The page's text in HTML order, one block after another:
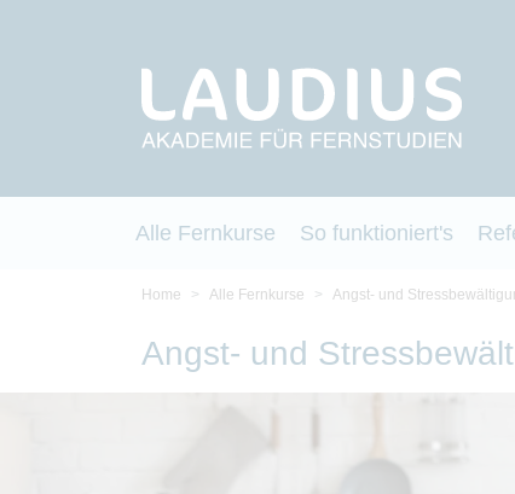
Alle Fernkurse So funktioniert's
Home Alle Fernkurse Angst- und
Angst- und